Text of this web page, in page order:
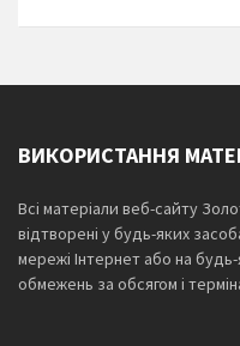
ВИКОРИСТАННЯ
Всі матеріали веб-сайту
відтворені у будь-яких
мережі Інтернет або на
обмежень за обсягом і